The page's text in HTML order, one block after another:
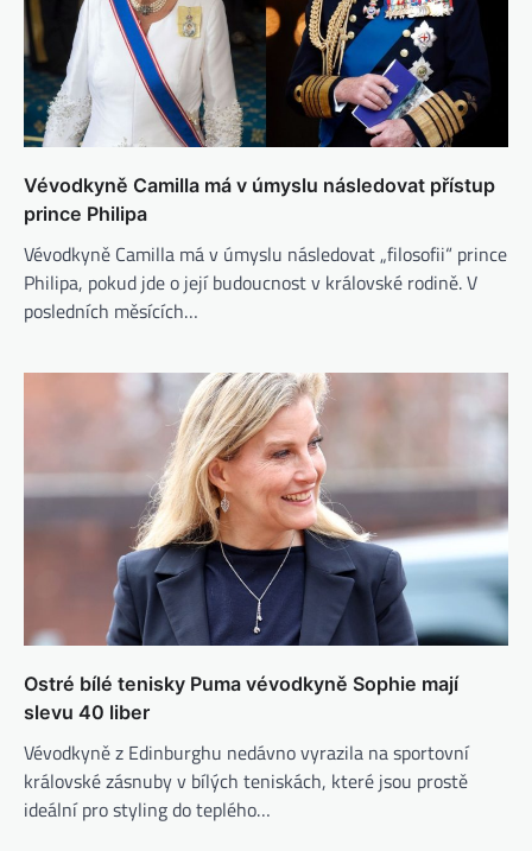
Vévodkyně Camilla má v úmyslu následovat přístup
prince Philipa
Vévodkyně Camilla má v úmyslu následovat „filosofii“ prince
Philipa, pokud jde o její budoucnost v královské rodině. V
posledních měsících…
Ostré bílé tenisky Puma vévodkyně Sophie mají
slevu 40 liber
Vévodkyně z Edinburghu nedávno vyrazila na sportovní
královské zásnuby v bílých teniskách, které jsou prostě
ideální pro styling do teplého…